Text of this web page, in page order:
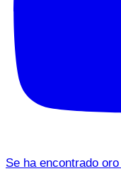
Se ha encontrado